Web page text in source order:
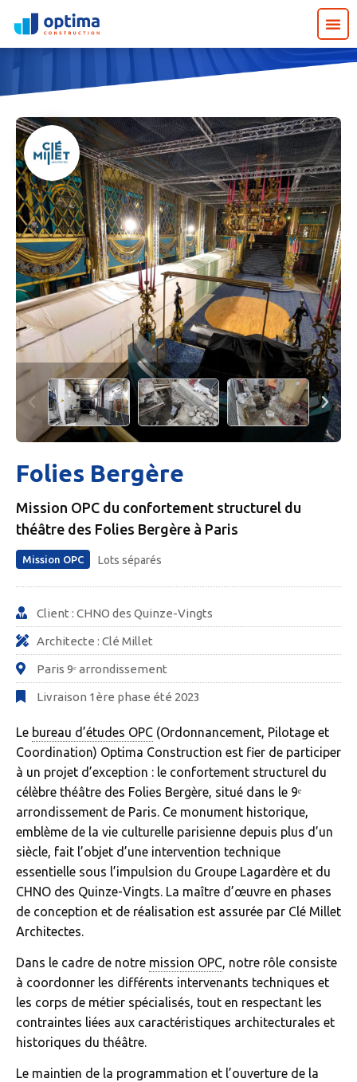
Folies Bergère
Mission OPC du confortement structurel du
théâtre des Folies Bergère à Paris
Mission OPC Lots séparés
Client : CHNO des Quinze-Vingts
Architecte : Clé Millet
Paris 9ᵉ arrondissement
Livraison 1ère phase été 2023
Le bureau d’études OPC (Ordonnancement, Pilotage et
Coordination) Optima Construction est fier de participer
à un projet d’exception : le confortement structurel du
célèbre théâtre des Folies Bergère, situé dans le 9ᵉ
arrondissement de Paris. Ce monument historique,
emblème de la vie culturelle parisienne depuis plus d’un
siècle, fait l’objet d’une intervention technique
essentielle sous l’impulsion du Groupe Lagardère et du
CHNO des Quinze-Vingts. La maître d’œuvre en phases
de conception et de réalisation est assurée par Clé Millet
Architectes.
Dans le cadre de notre mission OPC, notre rôle consiste
à coordonner les différents intervenants techniques et
les corps de métier spécialisés, tout en respectant les
contraintes liées aux caractéristiques architecturales et
historiques du théâtre.
Le maintien de la programmation et l’ouverture de la